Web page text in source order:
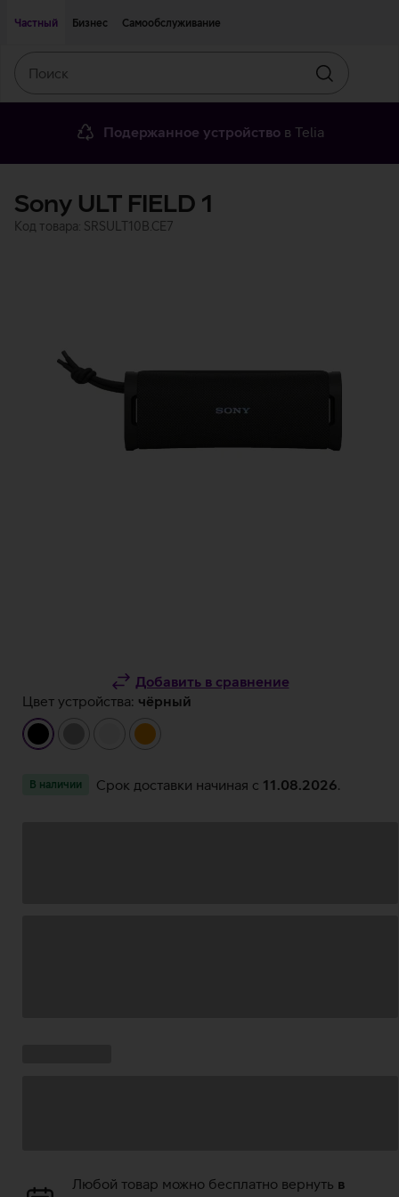
Частный
Бизнес Самообслуживание
Искать
Подержанное устройство в Telia
Sony ULT FIELD 1
Код товара: SRSULT10B.CE7
Добавить в сравнение
Цвет устройства: чёрный
чёрный
белыйоранжевый
В наличии Срок доставки начиная c 11.08.2026
ЗагрузкаЛюбой товар можно бесплатно вернуть в